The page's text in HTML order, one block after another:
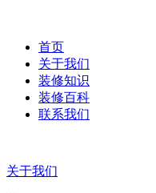
首页
关于我们
装修知识
装修百科
联系我们
关于我们